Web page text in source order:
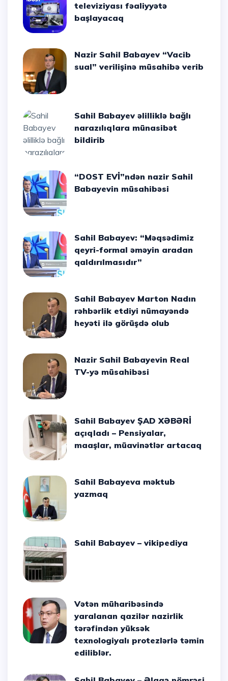
televiziyası fəaliyyətə
başlayacaq
Nazir Sahil Babayev “Vacib
sual” verilişinə müsahibə verib
Sahil Babayev əlilliklə bağlı
narazılıqlara münasibət
bildirib
“DOST EVİ”ndən nazir Sahil
Babayevin müsahibəsi
Sahil Babayev: “Məqsədimiz
qeyri-formal əməyin aradan
qaldırılmasıdır”
Sahil Babayev Marton Nadın
rəhbərlik etdiyi nümayəndə
heyəti ilə görüşdə olub
Nazir Sahil Babayevin Real
TV-yə müsahibəsi
Sahil Babayev ŞAD XƏBƏRİ
açıqladı – Pensiyalar,
maaşlar, müavinətlər artacaq
Sahil Babayeva məktub
yazmaq
Sahil Babayev – vikipediya
Vətən müharibəsində
yaralanan qazilər nazirlik
tərəfindən yüksək
texnologiyalı protezlərlə təmin
ediliblər.